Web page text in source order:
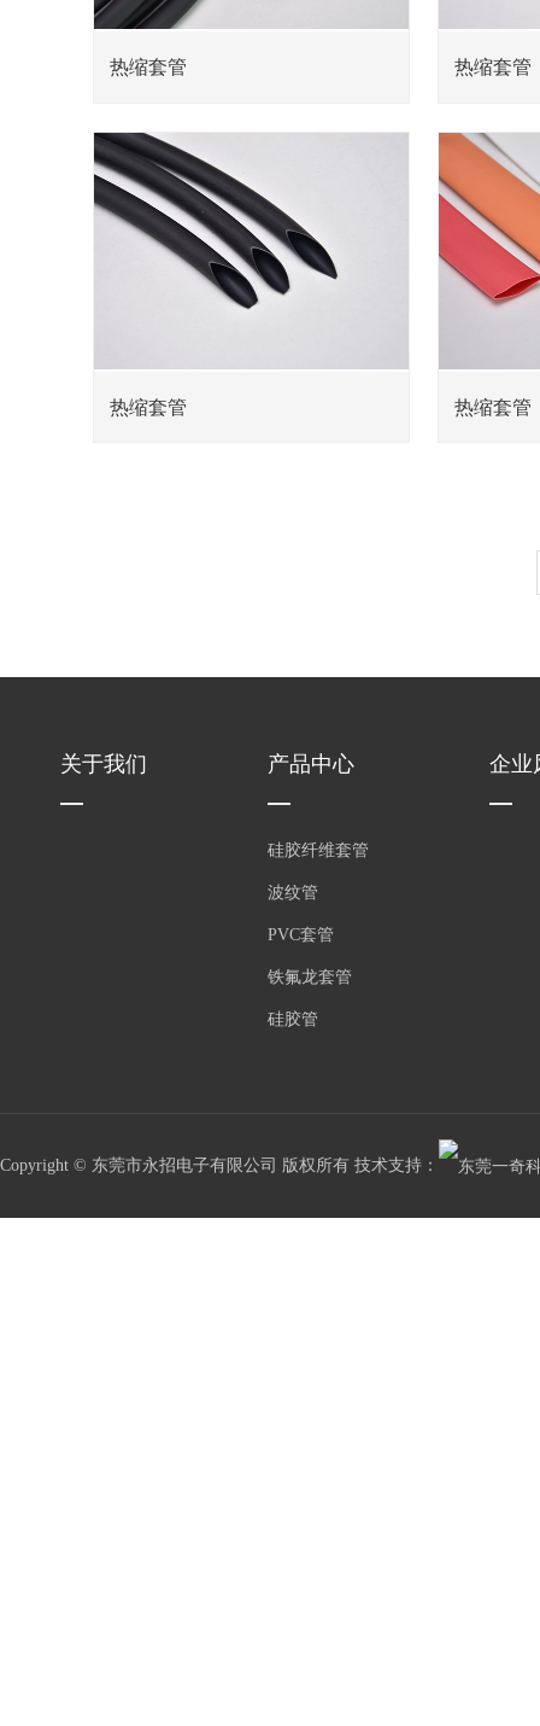
热缩套管 热缩套管
热缩套管 热缩套管
关于我们 产品中心
硅胶纤维套管
波纹管
PVC套管
铁氟龙套管
硅胶管
企业
Copyright © 东莞市永招电子有限公司 版权所有 技术支持：